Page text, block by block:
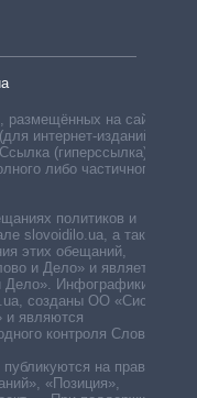
на сайте,
интернет-изданий —
(гиперссылка)
либо частичного
политиков и
slovoidilo.ua, а также
этих обещаний,
и Дело» и является
Инфографики,
созданы ОО «Система
и являются
контроля Слово и
на правах
«Позиция»,